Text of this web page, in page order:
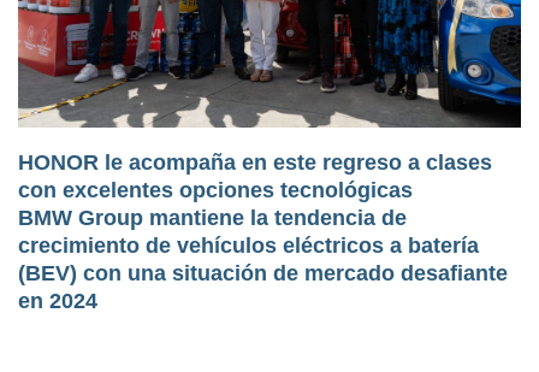
HONOR le acompaña en este regreso a clases
con excelentes opciones tecnológicas
BMW Group mantiene la tendencia de
crecimiento de vehículos eléctricos a batería
(BEV) con una situación de mercado desafiante
en 2024